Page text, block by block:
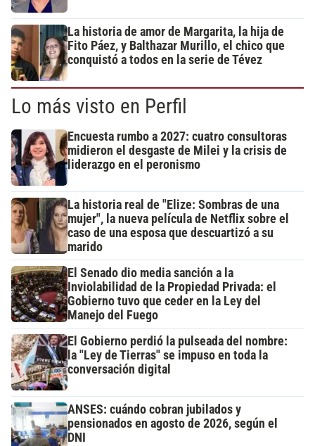
La historia de amor de Margarita, la hija de
Fito Páez, y Balthazar Murillo, el chico que
conquistó a todos en la serie de Tévez
Lo más visto en Perfil
Encuesta rumbo a 2027: cuatro consultoras
midieron el desgaste de Milei y la crisis de
liderazgo en el peronismo
La historia real de "Elize: Sombras de una
mujer", la nueva película de Netflix sobre el
caso de una esposa que descuartizó a su
marido
El Senado dio media sanción a la
Inviolabilidad de la Propiedad Privada: el
Gobierno tuvo que ceder en la Ley del
Manejo del Fuego
El Gobierno perdió la pulseada del nombre:
la "Ley de Tierras" se impuso en toda la
conversación digital
ANSES: cuándo cobran jubilados y
pensionados en agosto de 2026, según el
DNI